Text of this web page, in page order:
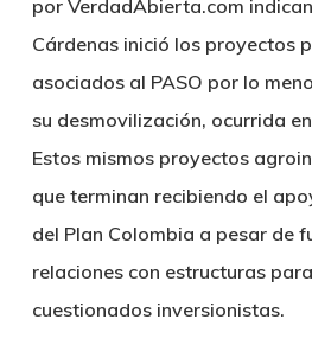
por VerdadAbierta.com
Cárdenas inició los proyectos
asociados al PASO por lo
su desmovilización, ocurrida
Estos mismos proyectos
que terminan recibiendo el
del Plan Colombia a pesar de
relaciones con estructuras
cuestionados inversionistas.